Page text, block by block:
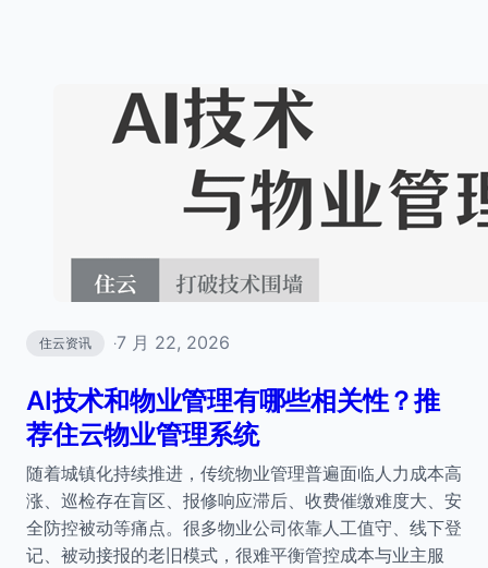
住云资讯 ·7 月 22, 2026
AI技术和物业管理有哪些相关性？推
荐住云物业管理系统
随着城镇化持续推进，传统物业管理普遍面临人力成本高
涨、巡检存在盲区、报修响应滞后、收费催缴难度大、安
全防控被动等痛点。很多物业公司依靠人工值守、线下登
记、被动接报的老旧模式，很难平衡管控成本与业主服